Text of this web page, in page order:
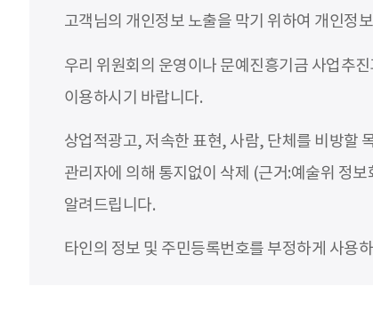
고객님의 개인정보 노출을 막기 위하여 개인정
우리 위원회의 운영이나 문예진흥기금 사업추
이용하시기 바랍니다.
상업적광고, 저속한 표현, 사람, 단체를 비방할
관리자에 의해 통지없이 삭제 (근거:예술위 정
알려드립니다.
타인의 정보 및 주민등록번호를 부정하게 사용